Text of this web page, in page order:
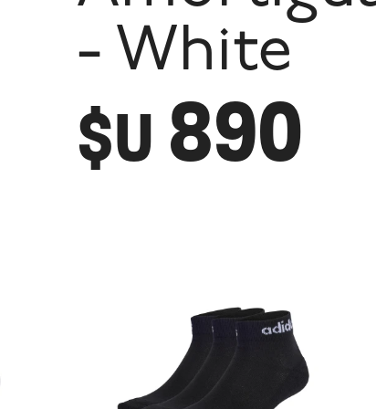
- White
$U 890